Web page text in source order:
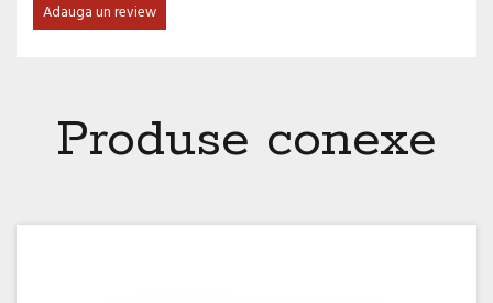
Adauga un review
Produse conexe